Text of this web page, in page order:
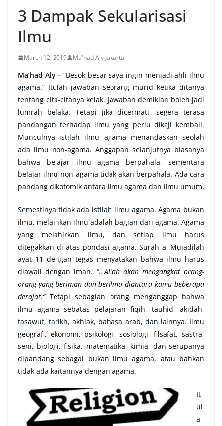
3 Dampak Sekularisasi
Ilmu
March 12, 2019 Ma'had Aly Jakarta
Ma’had Aly – “Besok besar saya ingin menjadi ahli ilmu
agama.” Itulah jawaban seorang murid ketika ditanya
tentang cita-citanya kelak. Jawaban demikian boleh jadi
lumrah belaka. Tetapi jika dicermati, segera terasa
pandangan terhadap ilmu yang perlu dikaji kembali.
Munculnya istilah ilmu agama menandaskan seolah
ada ilmu non-agama. Anggapan selanjutnya biasanya
bahwa belajar ilmu agama berpahala, sementara
belajar ilmu non-agama tidak akan berpahala. Ada cara
pandang dikotomik antara ilmu agama dan ilmu umum.
Semestinya tidak ada istilah ilmu agama. Agama bukan
ilmu, melainkan ilmu adalah bagian dari agama. Agama
yang melahirkan ilmu, dan setiap ilmu harus
ditegakkan di atas pondasi agama. Surah al-Mujadilah
ayat 11 dengan tegas menyatakan bahwa ilmu harus
diawali dengan iman. “…Allah akan mengangkat orang-
orang yang beriman dan berilmu diantara kamu beberapa
derajat.”Tetapi sebagian orang menganggap bahwa
ilmu agama sebatas pelajaran fiqih, tauhid, akidah,
tasawuf, tarikh, akhlak, bahasa arab, dan lainnya. Ilmu
geografi, ekonomi, psikologi, sosiologi, filsafat, sastra,
seni, biologi, fisika, matematika, kimia, dan serupanya
dipandang sebagai bukan ilmu agama, atau bahkan
tidak ada kaitannya dengan agama.
It
ul
a